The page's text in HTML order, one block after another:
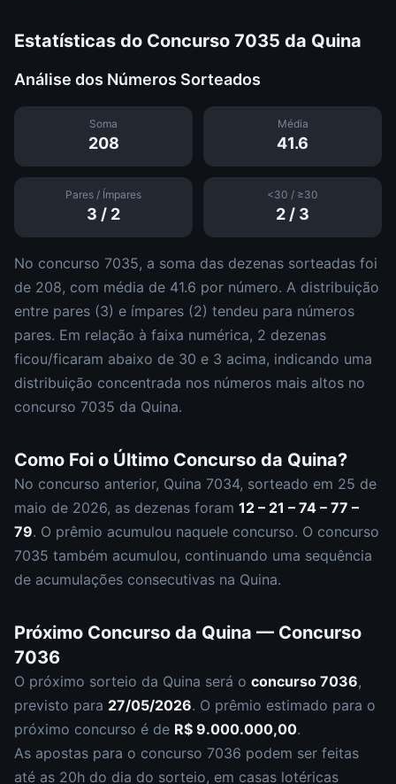
Estatísticas do Concurso 7035 da Quina
Análise dos Números Sorteados
Soma
208
Média
41.6
Pares / Ímpares
3 / 2
<30 / ≥30
2 / 3
No concurso 7035, a soma das dezenas sorteadas foi
de 208, com média de 41.6 por número. A distribuição
entre pares (3) e ímpares (2) tendeu para números
pares. Em relação à faixa numérica, 2 dezenas
ficou/ficaram abaixo de 30 e 3 acima, indicando uma
distribuição concentrada nos números mais altos no
concurso 7035 da Quina.
Como Foi o Último Concurso da Quina?
No concurso anterior, Quina 7034, sorteado em 25 de
maio de 2026, as dezenas foram 12 – 21 – 74 – 77 –
79. O prêmio acumulou naquele concurso. O concurso
7035 também acumulou, continuando uma sequência
de acumulações consecutivas na Quina.
Próximo Concurso da Quina — Concurso
7036
O próximo sorteio da Quina será o concurso 7036,
previsto para 27/05/2026. O prêmio estimado para o
próximo concurso é de R$ 9.000.000,00.
As apostas para o concurso 7036 podem ser feitas
até as 20h do dia do sorteio, em casas lotéricas